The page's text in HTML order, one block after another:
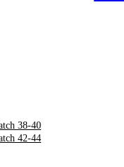
38-40
42-44